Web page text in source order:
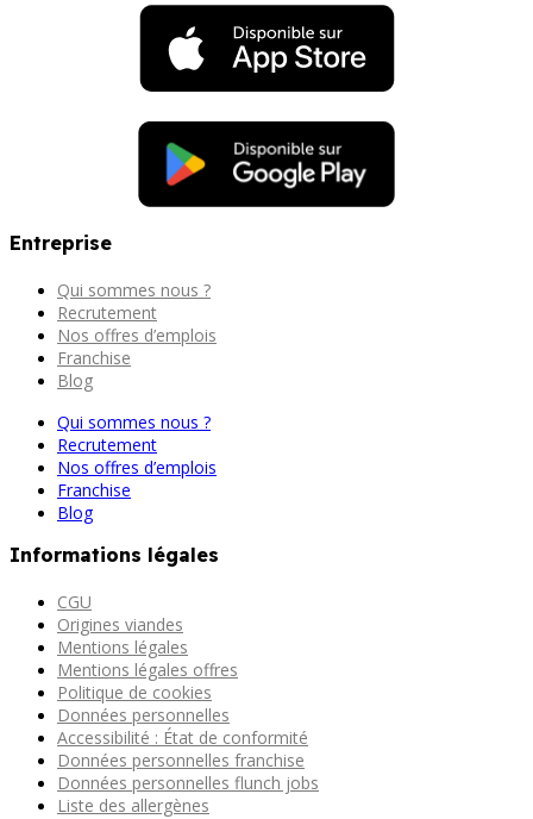
Entreprise
Qui sommes nous ?
Recrutement
Nos offres d’emplois
Franchise
Blog
Qui sommes nous ?
Recrutement
Nos offres d’emplois
Franchise
Blog
Informations légales
CGU
Origines viandes
Mentions légales
Mentions légales offres
Politique de cookies
Données personnelles
Accessibilité : État de conformité
Données personnelles franchise
Données personnelles flunch jobs
Liste des allergènes